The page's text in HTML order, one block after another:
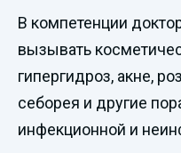
В компетенции
вызывать
гипергидроз, акне,
себорея и другие
инфекционной и